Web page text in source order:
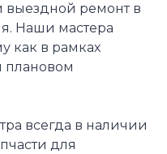
выездной ремонт в
Наши мастера
как в рамках
плановом
всегда в наличии
для